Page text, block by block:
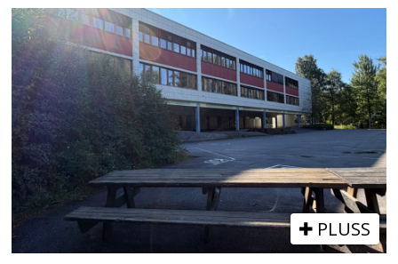
PLUSS